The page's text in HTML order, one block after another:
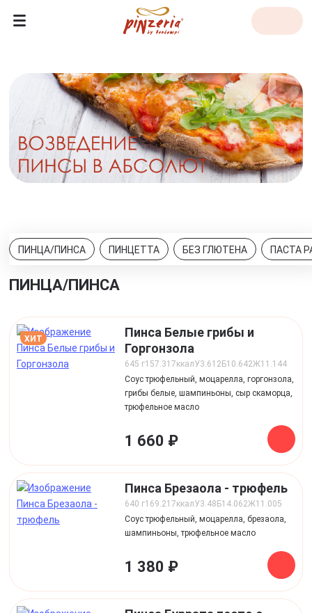
ПИНЦА/ПИНСА ПИНЦЕТТА БЕЗ ГЛЮТЕНА ПАСТА
ПИНЦА/ПИНСА
ХИТ
Пинса Белые грибы и
Горгонзола
645 г ккал
157.317 У3.612 Б10.642Ж11.144
Соус трюфельный, моцарелла, горгонзола,
грибы белые, шампиньоны, сыр скаморца,
трюфельное масло
1 660 ₽
Пинса Брезаола - трюфель
640 г ккал
169.217 У3.48 Б14.062Ж11.005
Соус трюфельный, моцарелла, брезаола,
шампиньоны, трюфельное масло
1 380 ₽